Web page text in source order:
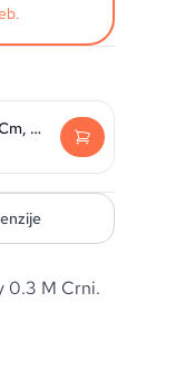
Swissten Kabel Audio, Stereo, Usb-C Na Audio 3.5Mm Ženski, 15Cm, Bijeli
0.3 M Crni.